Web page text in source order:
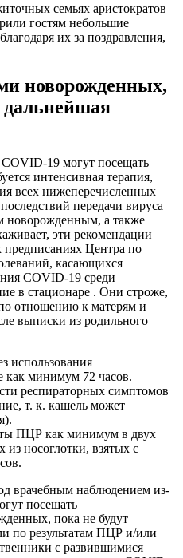
семьях аристократов
гостям небольшие
их за поздравления,
новорожденных,
дальнейшая
19 могут посещать
интенсивная терапия,
всех нижеперечисленных
передачи вируса
а также
эти рекомендации
предписаниях Центра по
касающихся
COVID-19 среди
в стационаре . Они строже,
отношению к матерям и
выписки из родильного
использования
как минимум 72 часов.
респираторных симптомов
т. к. кашель может
ПЦР как минимум в двух
из носоглотки, взятых с
врачебным наблюдением из-
посещать
пока не будут
по результатам ПЦР и/или
с развившимися